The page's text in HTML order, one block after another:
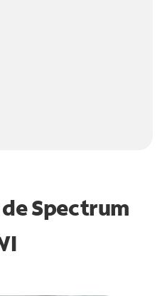
Spectrum